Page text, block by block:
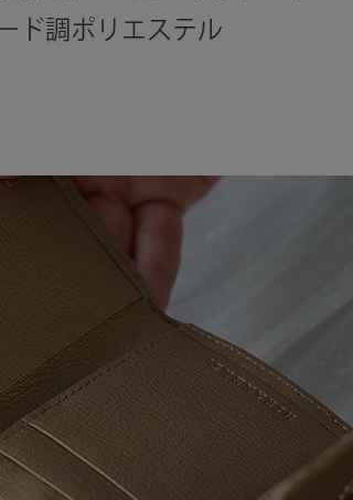
ド調ポリエステル